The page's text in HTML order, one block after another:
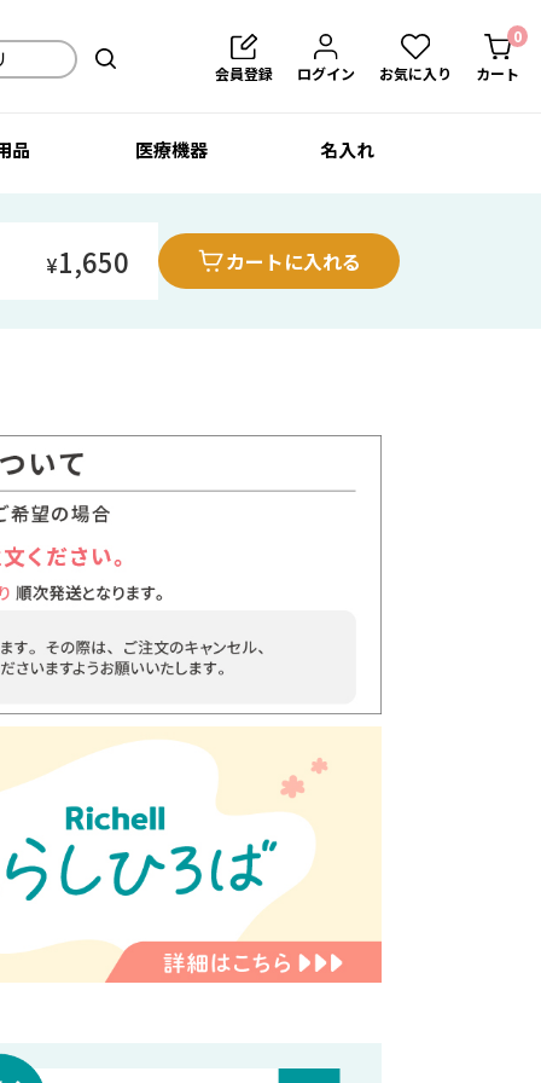
会員登録 ログイン お気に入り カート
0
品 医療機器 名入れ
¥1,650 カートに入れる